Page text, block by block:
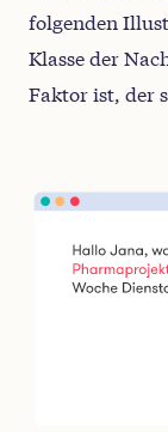
folgenden
Klasse der
Faktor ist, der